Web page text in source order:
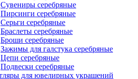
Сувениры серебряные
Пирсинги серебряные
Серьги серебряные
Браслеты серебряные
Броши серебряные
Зажимы для галстука серебряные
Цепи серебряные
Подвески серебряные